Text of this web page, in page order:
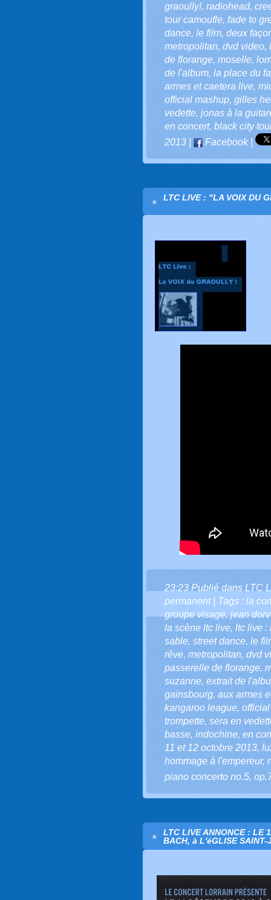
graoully!, radiohead,
tour camoufle, fade to
dance, le film, deux
metropolitan, dvd video,
de florange, moselle,
de l'album, la place du
armes et caetera live,
official mashup, gilles
vedette, jonas à la
en concert, black city
2013
Facebook|
LTC LIVE : "LA VOIX DU
23:23 Publié dans LTC
permanent| Tags : la
groupe visage,jean
la scène ltc live, ltc live :
sable, street dance, le
rêve, metropolitan, dvd
passerelle de florange,
suzanne, extrait de
gainsbourg, aux armes
kangaroo league,
trompette, sera en
basse, indochine, en
11 et 12 octobre 2013,
hommage à l'empereur,
piano concerto no.5,
LTC LIVE ANNONCE : LE
BACH, à L'éGLISE SAINT-